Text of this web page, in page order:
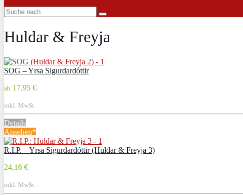
Huldar & Freyja
SOG – Yrsa Sigurdardóttir
ab 17,95 €
inkl. MwSt.
Details
Ansehen*
R.I.P. – Yrsa Sigurdardóttir (Huldar & Freyja 3)
24,16 €
inkl. MwSt.